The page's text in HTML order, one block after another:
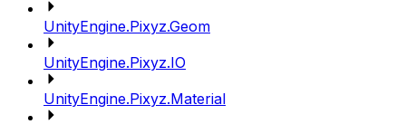
UnityEngine.Pixyz.Geom
UnityEngine.Pixyz.IO
UnityEngine.Pixyz.Material